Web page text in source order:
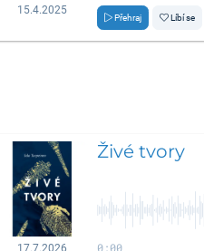
15.4.2025
Přehraj Líbí se
17.7.2026
Živé tvory
0:00